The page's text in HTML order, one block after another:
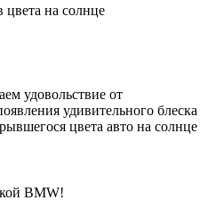
на солнце
удовольствие от
удивительного блеска
цвета авто на солнце
BMW!